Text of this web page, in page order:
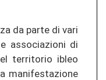
da parte di vari
associazioni di
territorio ibleo
manifestazione